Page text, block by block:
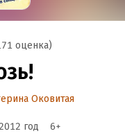
оценка)
Оковитая
год 6+